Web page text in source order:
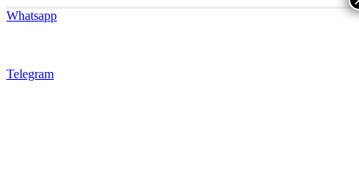
Whatsapp
Telegram